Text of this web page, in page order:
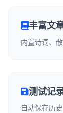
丰富文
内置诗词、
测试记
自动保存历